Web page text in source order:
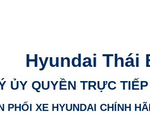
Hyundai Thái
ỦY QUYỀN TRỰC
PHỐI XE HYUNDAI CHÍNH